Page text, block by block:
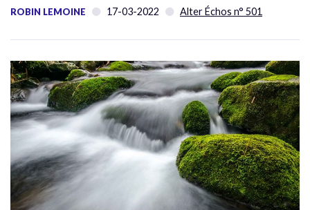
ROBIN LEMOINE 17-03-2022 Alter Échos n° 501